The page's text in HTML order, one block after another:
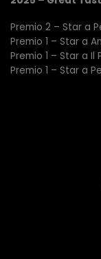
Premio 2 – Star a
Premio 1 – Star a
Premio 1 – Star a
Premio 1 – Star a